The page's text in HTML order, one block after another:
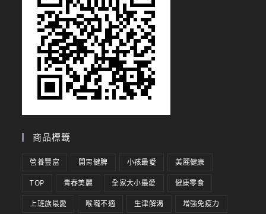
商品標籤
營養豐富 開胃健脾 小孩最愛 美麗健康
TOP 青春美麗 全家大小最愛 健康零食
上班族最愛 喉嚨不適 生津解渴 增強免疫力